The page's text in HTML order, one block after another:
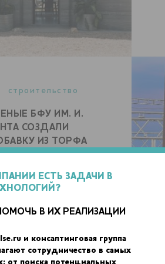
ЕСТЬ ЗАДАЧИ В
В ИХ РЕАЛИЗАЦИИ
и консалтинговая группа
сотрудничество в самых
от поиска потенциальных
строительство
БФУ ИМ. И.
СОЗДАЛИ
ИЗ ТОРФА
СТРОИТЕЛЬНОЙ